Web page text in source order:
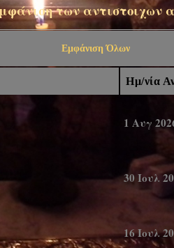
των αντιστοιχων
Εμφάνιση Όλων
Ημ/νία
1 Αυγ
30 Ιουλ
16 Ιουλ